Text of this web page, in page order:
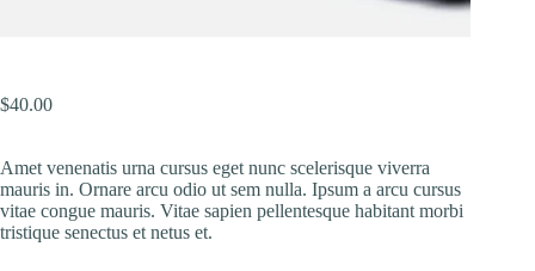
$40.00
Amet venenatis urna cursus eget nunc scelerisque viverra
mauris in. Ornare arcu odio ut sem nulla. Ipsum a arcu cursus
vitae congue mauris. Vitae sapien pellentesque habitant morbi
tristique senectus et netus et.